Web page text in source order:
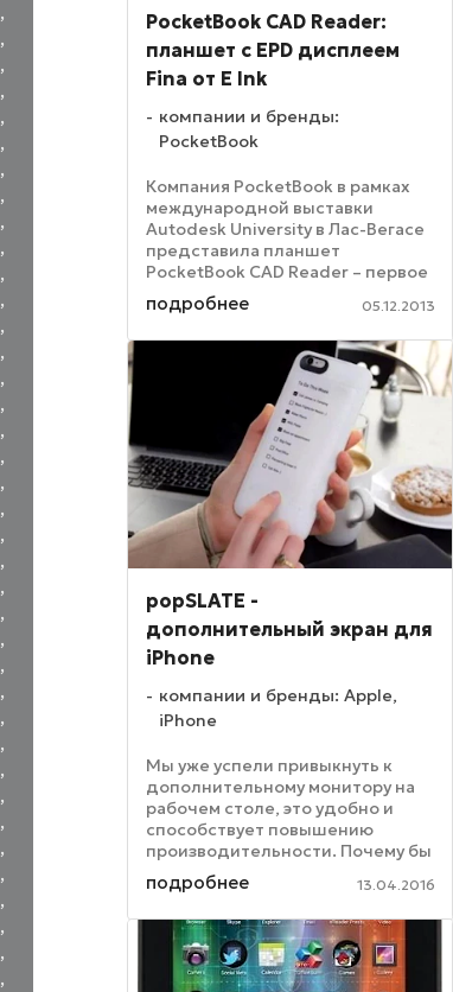
,
,
,
,
,
,
,
,
,
,
,
,
,
,
,
,
,
,
,
,
,
,
,
,
,
,
,
,
,
,
,
,
,
,
,
,
,
,
PocketBook CAD Reader:
планшет с EPD дисплеем
Fina от E Ink
компании и бренды:
PocketBook
Компания PocketBook в рамках
международной выставки
Autodesk University в Лас-Вегасе
представила планшет
PocketBook CAD Reader – первое
FinaePaper устройство,
разработанное специально для
работы с изображениями,
созданными с помощью Autocad
подробнее 05.12.2013
popSLATE -
дополнительный экран для
iPhone
компании и бренды: Apple,
iPhone
Мы уже успели привыкнуть к
дополнительному монитору на
рабочем столе, это удобно и
способствует повышению
производительности. Почему бы
не расширить аналогичным
образом возможности и для
нашего телефона? Чехол
popSLATE 2 не только защищает
ваш ...
подробнее 13.04.2016